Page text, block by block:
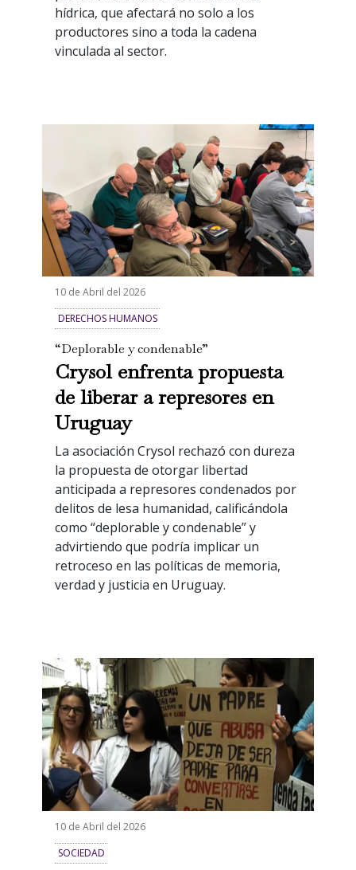
hídrica, que afectará no solo a los
productores sino a toda la cadena
vinculada al sector.
10 de Abril del 2026
DERECHOS HUMANOS
“Deplorable y condenable”
Crysol enfrenta propuesta
de liberar a represores en
Uruguay
La asociación Crysol rechazó con dureza
la propuesta de otorgar libertad
anticipada a represores condenados por
delitos de lesa humanidad, calificándola
como “deplorable y condenable” y
advirtiendo que podría implicar un
retroceso en las políticas de memoria,
verdad y justicia en Uruguay.
10 de Abril del 2026
SOCIEDAD